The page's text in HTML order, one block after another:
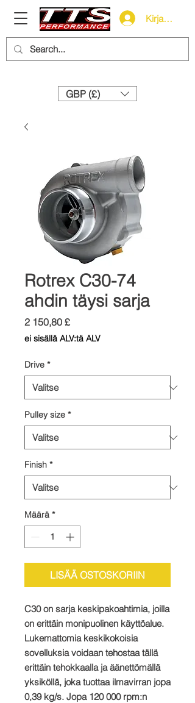
Kirjaudu
GBP (£)
Rotrex C30-74
ahdin täysi sarja
2 150,80 £Hinta
ei sisällä ALV:tä ALV
Drive *
Pulley size *
Finish *
Määrä *
LISÄÄ OSTOSKORIIN
C30 on sarja keskipakoahtimia, joilla
on erittäin monipuolinen käyttöalue.
Lukemattomia keskikokoisia
sovelluksia voidaan tehostaa tällä
erittäin tehokkaalla ja äänettömällä
yksiköllä, joka tuottaa ilmavirran jopa
0,39 kg/s. Jopa 120 000 rpm:n